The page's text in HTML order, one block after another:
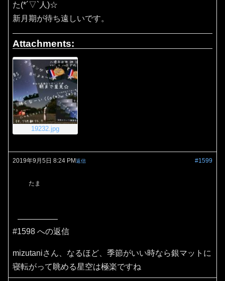
た(*´▽`人)☆
新月期が待ち遠しいです。
Attachments:
19232.jpg
2019年9月5日 8:24 PM #1599
返信
たま
#1598 への返信
mizutaniさん、なるほど、季節がいい時なら銀マットに
寝転がって眺める星空は極楽ですね